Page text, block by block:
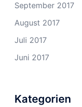
September 2017
August 2017
Juli 2017
Juni 2017
Kategorien